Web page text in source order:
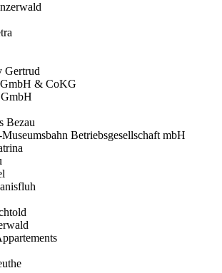
Gertrud
& CoKG
Bezau
Betriebsgesellschaft mbH